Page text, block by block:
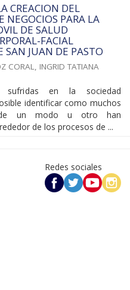
CREACION DEL
NEGOCIOS PARA LA
DE SALUD
FACIAL
SAN JUAN DE PASTO
CORAL, INGRID TATIANA
sufridas en la sociedad
identificar como muchos
un modo u otro han
de los procesos de ...
Redes sociales